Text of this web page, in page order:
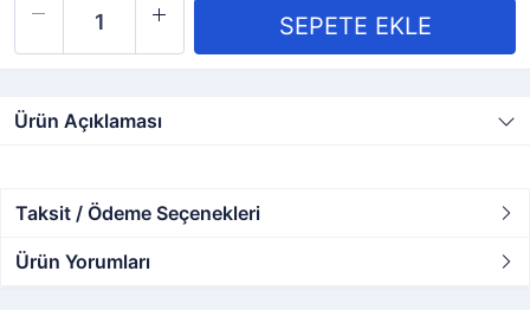
Ürün Açıklaması
Taksit / Ödeme Seçenekleri
Ürün Yorumları